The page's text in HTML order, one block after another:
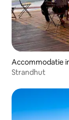
Accommodatie
Strandhut